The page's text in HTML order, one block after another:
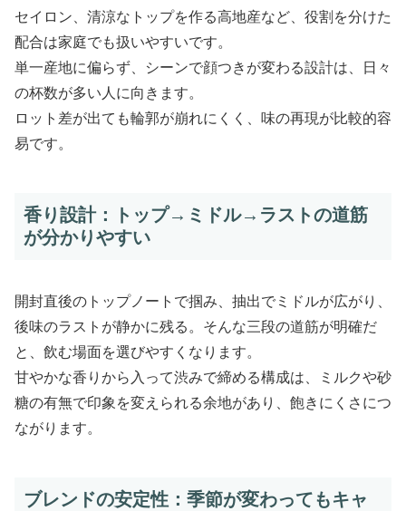
セイロン、清涼なトップを作る高地産など、役割を分けた
配合は家庭でも扱いやすいです。
単一産地に偏らず、シーンで顔つきが変わる設計は、日々
の杯数が多い人に向きます。
ロット差が出ても輪郭が崩れにくく、味の再現が比較的容
易です。
香り設計：トップ→ミドル→ラストの道筋
が分かりやすい
開封直後のトップノートで掴み、抽出でミドルが広がり、
後味のラストが静かに残る。そんな三段の道筋が明確だ
と、飲む場面を選びやすくなります。
甘やかな香りから入って渋みで締める構成は、ミルクや砂
糖の有無で印象を変えられる余地があり、飽きにくさにつ
ながります。
ブレンドの安定性：季節が変わってもキャ